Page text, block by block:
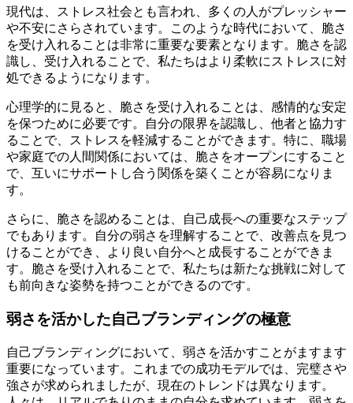
現代は、ストレス社会とも言われ、多くの人がプレッシャー
や不安にさらされています。このような時代において、脆さ
を受け入れることは非常に重要な要素となります。脆さを認
識し、受け入れることで、私たちはより柔軟にストレスに対
処できるようになります。
心理学的に見ると、脆さを受け入れることは、感情的な安定
を保つために必要です。自分の限界を認識し、他者と協力す
ることで、ストレスを軽減することができます。特に、職場
や家庭での人間関係においては、脆さをオープンにすること
で、互いにサポートし合う関係を築くことが容易になりま
す。
さらに、脆さを認めることは、自己成長への重要なステップ
でもあります。自分の弱さを理解することで、改善点を見つ
けることができ、より良い自分へと成長することができま
す。脆さを受け入れることで、私たちは新たな挑戦に対して
も前向きな姿勢を持つことができるのです。
弱さを活かした自己ブランディングの極意
自己ブランディングにおいて、弱さを活かすことがますます
重要になっています。これまでの成功モデルでは、完璧さや
強さが求められましたが、現在のトレンドは異なります。